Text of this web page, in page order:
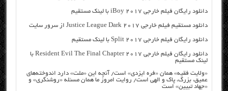
دانلود رایگان فیلم خارجی iBoy 2017 با لینک مستقیم
دانلود مستقیم فیلم خارجی Justice League Dark 2017 از سرور سایت
دانلود رایگان فیلم خارجی Split 2017 با لینک مستقیم
دانلود رایگان فیلم خارجی Resident Evil The Final Chapter 2017 با
لینک مستقیم
«ولایت فقیه» همان «فره ایزدی» است/ آنچه این «ملت» دارد اندوخته‌های
عمیق، بزرگ، پاک و الهی است/ روایت امروز ما همان مسئله «روشنگری» و
«جهاد تبیین» است